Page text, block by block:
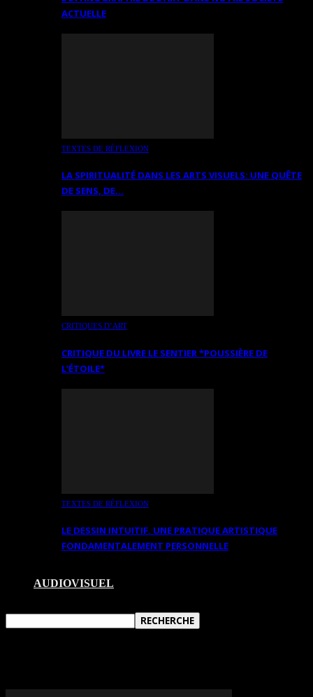
ACTUELLE
TEXTES DE RÉFLEXION
LA SPIRITUALITÉ DANS LES ARTS VISUELS: UNE QUÊTE
DE SENS, DE…
CRITIQUES D’ART
CRITIQUE DU LIVRE LE SENTIER *POUSSIÈRE DE
L’ÉTOILE*
TEXTES DE RÉFLEXION
LE DESSIN INTUITIF. UNE PRATIQUE ARTISTIQUE
FONDAMENTALEMENT PERSONNELLE
AUDIOVISUEL